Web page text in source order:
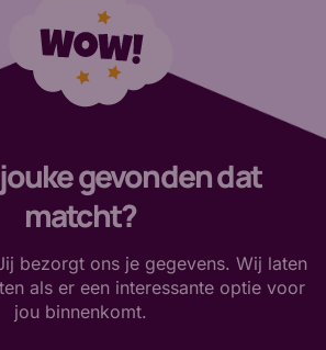
gevonden dat
matcht?
bezorgt ons je gegevens. Wij laten
als er een interessante optie voor
jou binnenkomt.